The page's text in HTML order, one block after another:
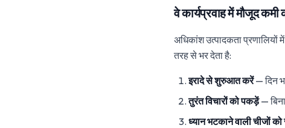
वे कार्यप्रवाह में मौजूद कमी
अधिकांश उत्पादकता
तरह से भर देता है:
इरादे से शुरुआत करें— दिन
तुरंत विचारों को पकड़ें—
ध्यान भटकाने वाली चीजों को